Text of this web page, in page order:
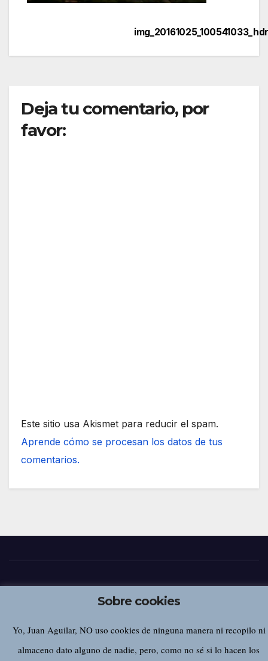
de
Deja tu comentario, por
favor:
Este sitio usa Akismet para reducir el spam.
Aprende cómo se procesan los datos de tus
comentarios.
Juan Aguilar
Funciona gracias a WordPress| Tema:NewsupdeThemeansar
Sobre cookies
Yo, Juan Aguilar, NO uso cookies de ninguna manera ni recopilo ni
almaceno dato alguno de nadie, pero, como no sé si lo hacen los